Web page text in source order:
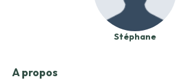
Stéphane
A propos